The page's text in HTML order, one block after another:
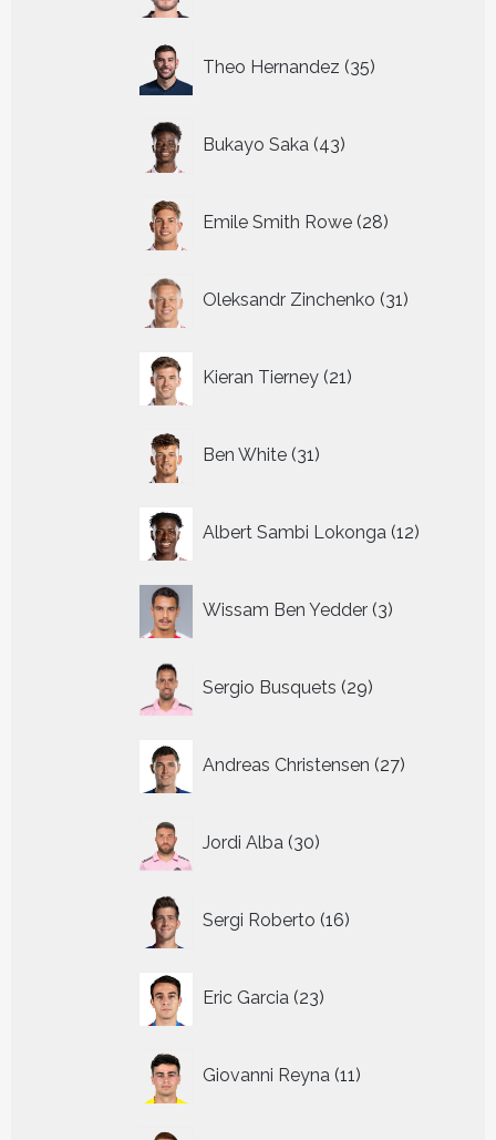
Theo Hernandez 35
producten
Bukayo Saka 43
producten
Emile Smith Rowe 28
producten
Oleksandr Zinchenko 31
producten
Kieran Tierney 21
producten
Ben White 31
producten
Albert Sambi Lokonga 12
Wissam Ben Yedder 3
producten
Sergio Busquets 29
producten
Andreas Christensen 27
producten
Jordi Alba 30
producten
Sergi Roberto 16
producten
Eric Garcia 23
producten
Giovanni Reyna 11
producten